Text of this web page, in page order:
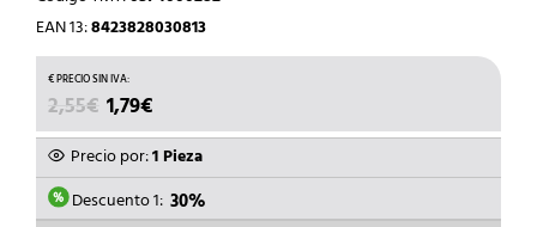
EAN 13:8423828030813
2,55€ EL
PRECIO
ORIGINAL
ERA:
2,55€.
1,79€
PRECIO
ACTUAL
ES:
1,79€.
Precio por:1 Pieza
Descuento 1: 30%